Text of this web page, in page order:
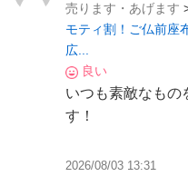
売ります・あげます
モティ割！ご仏前座
広...
良い
いつも素敵なもの
す！
2026/08/03 13:31